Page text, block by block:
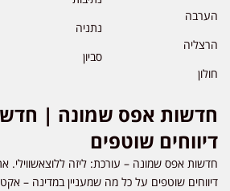
הערבה
הרצליה
חולון
נתניה
סביון
דיווחים שוטפים
חדשות אפס שמונה – עורכת: ליזה ללוצאשווילי.
דיווחים שוטפים על כל מה שמעניין במדינה –